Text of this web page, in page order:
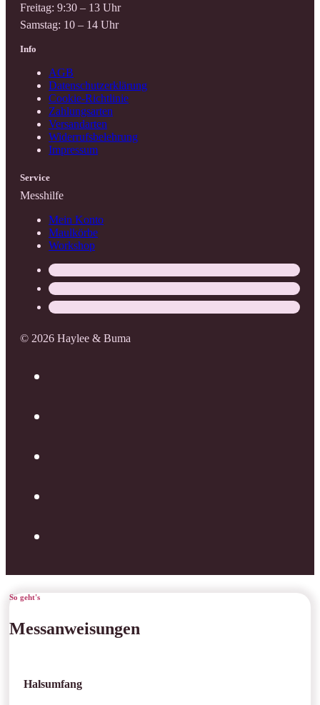
Freitag: 9:30 – 13 Uhr
Samstag: 10 – 14 Uhr
Info
AGB
Datenschutzerklärung
Cookie-Richtlinie
Zahlungsarten
Versandarten
Widerrufsbelehrung
Impressum
Service
Messhilfe
Mein Konto
Maulkörbe
Workshop
© 2026 Haylee & Buma
So geht's
Messanweisungen
Halsumfang